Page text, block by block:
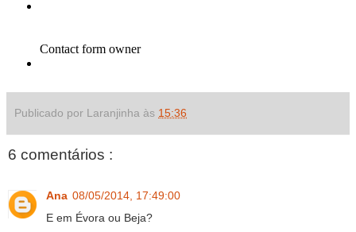
Publicado por Laranjinha às 15:36
6 comentários :
Ana 08/05/2014, 17:49:00
E em Évora ou Beja?